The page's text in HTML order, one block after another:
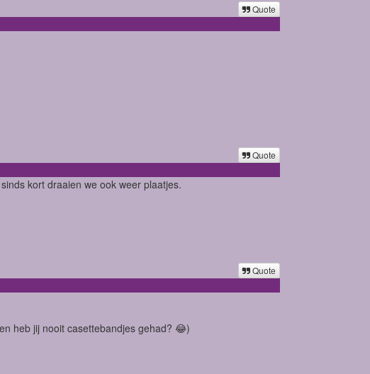
Quote
Quote
kort draaien we ook weer plaatjes.
Quote
heb jij nooit casettebandjes gehad? 😂)